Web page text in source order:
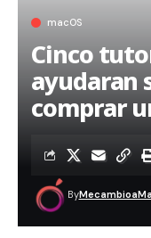
macOS
Cinco
ayudaran
comprar
By